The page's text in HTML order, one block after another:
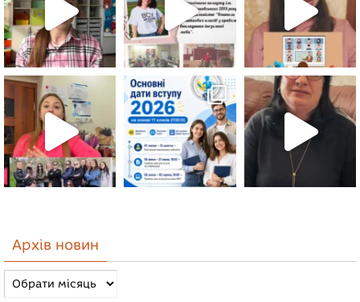
Архів новин
Архів
новин